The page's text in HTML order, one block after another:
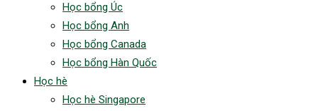
Học bổng Úc
Học bổng Anh
Học bổng Canada
Học bổng Hàn Quốc
Học hè
Học hè Singapore